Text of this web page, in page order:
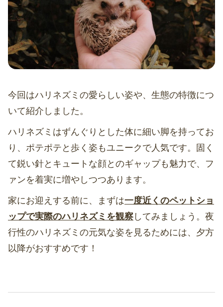
今回はハリネズミの愛らしい姿や、生態の特徴につ
いて紹介しました。
ハリネズミはずんぐりとした体に細い脚を持ってお
り、ポテポテと歩く姿もユニークで人気です。固く
て鋭い針とキュートな顔とのギャップも魅力で、フ
ァンを着実に増やしつつあります。
家にお迎えする前に、まずは一度近くのペットショ
ップで実際のハリネズミを観察 してみましょう。夜
行性のハリネズミの元気な姿を見るためには、夕方
以降がおすすめです！